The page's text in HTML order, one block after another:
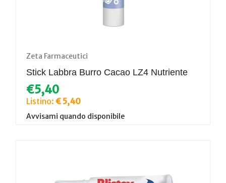
Zeta Farmaceutici
Stick Labbra Burro Cacao LZ4 Nutriente
€5,40
Listino: € 5,40
Avvisami quando disponibile